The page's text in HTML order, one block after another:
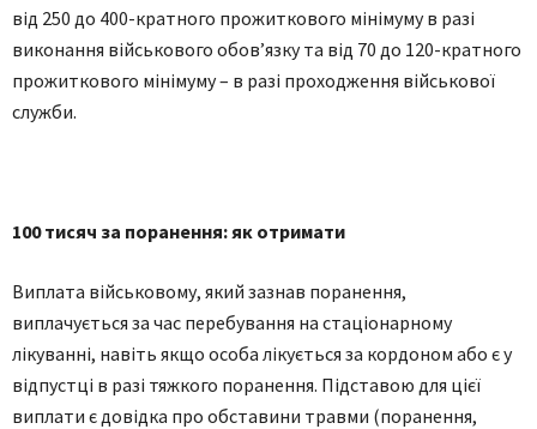
від 250 до 400-кратного прожиткового мінімуму в разі
виконання військового обов’язку та від 70 до 120-кратного
прожиткового мінімуму – в разі проходження військової
служби.
100 тисяч за поранення: як отримати
Виплата військовому, який зазнав поранення,
виплачується за час перебування на стаціонарному
лікуванні, навіть якщо особа лікується за кордоном або є у
відпустці в разі тяжкого поранення. Підставою для цієї
виплати є довідка про обставини травми (поранення,